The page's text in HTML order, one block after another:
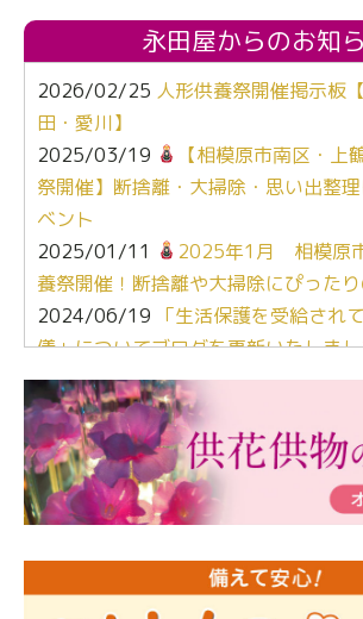
永田屋からのお知
2026/02/25 人形供養祭開催掲示板
田・愛川】
2025/03/19
【相模原市南区・上
祭開催】断捨離・大掃除・思い出整
ベント
2025/01/11
2025年1月 相模原
養祭開催！断捨離や大掃除にぴった
2024/06/19 「生活保護を受給され
儀」についてブログを更新いたしま
2024/03/06【終活なるほど教室】
ぶ！はじめてのお葬式」小さな家族葬
瀬 ご参加ありがとうございました！
2024/01/19令和6年能登半島地震災
告
人形供養 寄付のご報告
2023/12/16終活なるほど教室＠小